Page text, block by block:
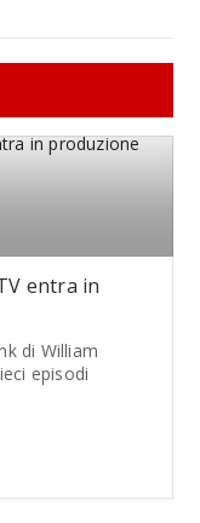
entra in
di William
episodi